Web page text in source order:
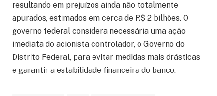
resultando em prejuízos ainda não totalmente
apurados, estimados em cerca de R$ 2 bilhões. O
governo federal considera necessária uma ação
imediata do acionista controlador, o Governo do
Distrito Federal, para evitar medidas mais drásticas
e garantir a estabilidade financeira do banco.